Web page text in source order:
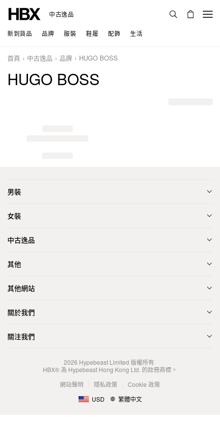
中古逸品
新到貨品 品牌 服裝 鞋履 配飾 生活
首頁 中古逸品 品牌 HUGO BOSS
HUGO BOSS
男裝
女裝
中古逸品
其他
其他網站
關於我們
關注我們
2026 Hypebeast Limited 版權所有
HBX® 為 Hypebeast Hong Kong Ltd. 的註冊商標。
網站聲明
隱私政策
Cookie 政策
USD
繁體中文